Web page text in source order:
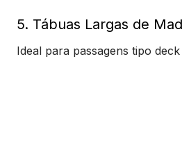
5. Tábuas Largas de
Ideal para passagens tipo